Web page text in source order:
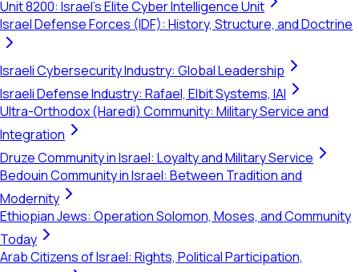
Unit 8200: Israel's Elite Cyber Intelligence Unit
Israel Defense Forces (IDF): History, Structure, and Doctrine
Israeli Cybersecurity Industry: Global Leadership
Israeli Defense Industry: Rafael, Elbit Systems, IAI
Ultra-Orthodox (Haredi) Community: Military Service and
Integration
Druze Community in Israel: Loyalty and Military Service
Bedouin Community in Israel: Between Tradition and
Modernity
Ethiopian Jews: Operation Solomon, Moses, and Community
Today
Arab Citizens of Israel: Rights, Political Participation,